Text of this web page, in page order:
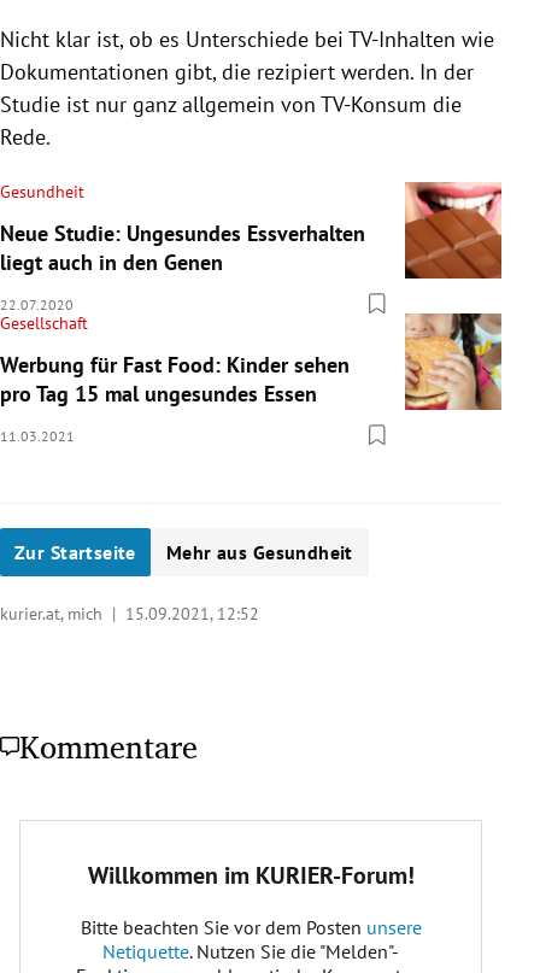
Nicht klar ist, ob es Unterschiede bei TV-Inhalten wie
Dokumentationen gibt, die rezipiert werden. In der
Studie ist nur ganz allgemein von TV-Konsum die
Rede.
Gesundheit
Neue Studie: Ungesundes Essverhalten
liegt auch in den Genen
22.07.2020
Gesellschaft
Werbung für Fast Food: Kinder sehen
pro Tag 15 mal ungesundes Essen
11.03.2021
Zur Startseite Mehr aus Gesundheit
kurier.at, mich | 15.09.2021, 12:52
Kommentare